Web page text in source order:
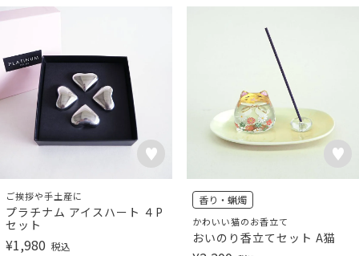
ご挨拶や手土産に
プラチナム アイスハート ４P
セット
¥1,980 税込
香り・蝋燭
かわいい猫のお香立て
おいのり香立てセット A猫